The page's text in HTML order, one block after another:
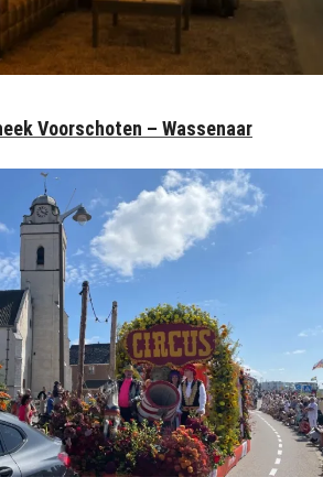
Voorschoten – Wassenaar